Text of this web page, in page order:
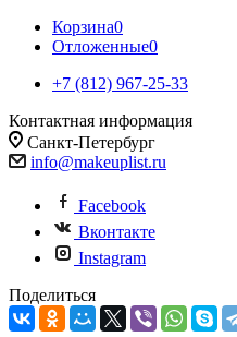
Корзина0
Отложенные0
+7 (812) 967-25-33
Контактная информация
Санкт-Петербург
info@makeuplist.ru
Facebook
Вконтакте
Instagram
Поделиться